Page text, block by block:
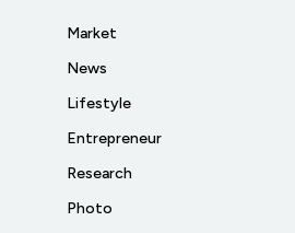
Market
News
Lifestyle
Entrepreneur
Research
Photo